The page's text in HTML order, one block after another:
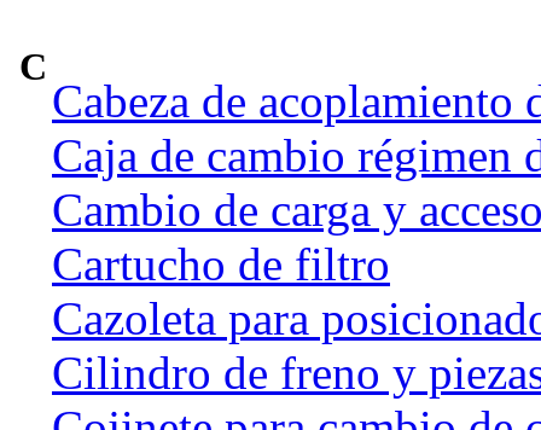
C
Cabeza de acoplamiento
Caja de cambio régimen
Cambio de carga y
Cartucho de filtro
Cazoleta para
Cilindro de freno y